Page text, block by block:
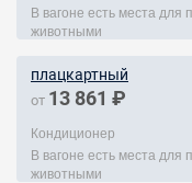
В вагоне есть места
животными
плацкартный
от 13 861 ₽
Кондиционер
В вагоне есть места
животными